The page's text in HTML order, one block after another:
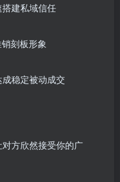
建私域信任
刻板形象
稳定被动成交
方欣然接受你的广